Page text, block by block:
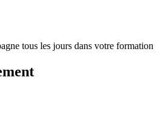
tous les jours dans votre formation